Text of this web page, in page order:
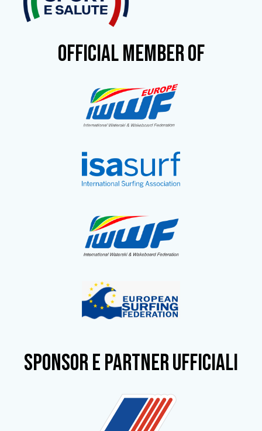
OFFICIAL MEMBER OF
SPONSOR e partner ufficiali